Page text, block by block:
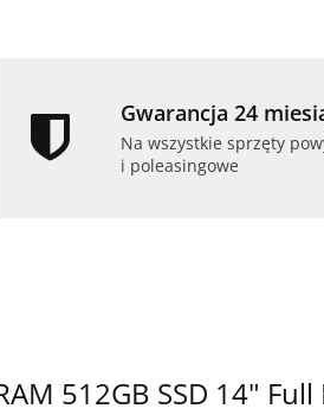
Gwarancja 24
Na wszystkie sprzęty
i poleasingowe
512GB SSD 14"